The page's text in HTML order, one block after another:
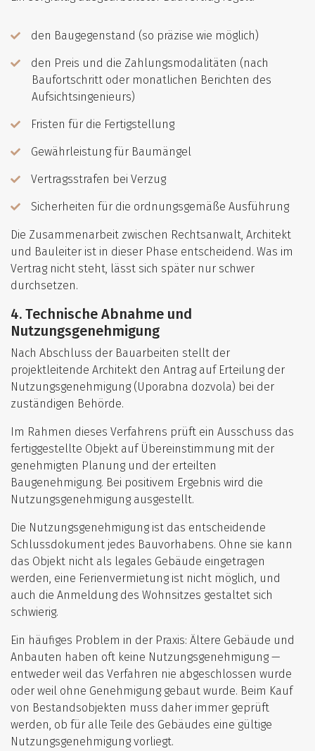
den Baugegenstand (so präzise wie möglich)
den Preis und die Zahlungsmodalitäten (nach
Baufortschritt oder monatlichen Berichten des
Aufsichtsingenieurs)
Fristen für die Fertigstellung
Gewährleistung für Baumängel
Vertragsstrafen bei Verzug
Sicherheiten für die ordnungsgemäße Ausführung
Die Zusammenarbeit zwischen Rechtsanwalt, Architekt
und Bauleiter ist in dieser Phase entscheidend. Was im
Vertrag nicht steht, lässt sich später nur schwer
durchsetzen.
4. Technische Abnahme und
Nutzungsgenehmigung
Nach Abschluss der Bauarbeiten stellt der
projektleitende Architekt den Antrag auf Erteilung der
Nutzungsgenehmigung (Uporabna dozvola) bei der
zuständigen Behörde.
Im Rahmen dieses Verfahrens prüft ein Ausschuss das
fertiggestellte Objekt auf Übereinstimmung mit der
genehmigten Planung und der erteilten
Baugenehmigung. Bei positivem Ergebnis wird die
Nutzungsgenehmigung ausgestellt.
Die Nutzungsgenehmigung ist das entscheidende
Schlussdokument jedes Bauvorhabens. Ohne sie kann
das Objekt nicht als legales Gebäude eingetragen
werden, eine Ferienvermietung ist nicht möglich, und
auch die Anmeldung des Wohnsitzes gestaltet sich
schwierig.
Ein häufiges Problem in der Praxis: Ältere Gebäude und
Anbauten haben oft keine Nutzungsgenehmigung —
entweder weil das Verfahren nie abgeschlossen wurde
oder weil ohne Genehmigung gebaut wurde. Beim Kauf
von Bestandsobjekten muss daher immer geprüft
werden, ob für alle Teile des Gebäudes eine gültige
Nutzungsgenehmigung vorliegt.